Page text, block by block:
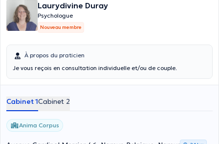
Laurydivine Duray
Psychologue
Nouveau membre
À propos du praticien
Je vous reçois en consultation individuelle et/ou de couple.
Cabinet 1Cabinet 2
Anima Corpus